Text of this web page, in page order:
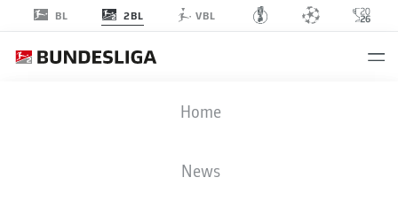
BL 2BL VBL
Home
News
BSC
3